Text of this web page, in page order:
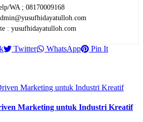
WA ; 08170009168
: yusufhidayatulloh.com
Twitter WhatsApp Pin It
Marketing untuk Industri Kreatif